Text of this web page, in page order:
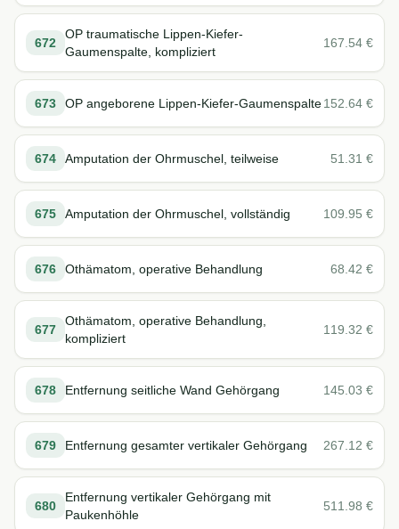
672
OP traumatische Lippen-Kiefer-
Gaumenspalte, kompliziert
167.54 €
673 OP angeborene Lippen-Kiefer-Gaumenspalte152.64 €
674 Amputation der Ohrmuschel, teilweise 51.31 €
675 Amputation der Ohrmuschel, vollständig 109.95 €
676 Othämatom, operative Behandlung 68.42 €
677
Othämatom, operative Behandlung,
kompliziert
119.32 €
678 Entfernung seitliche Wand Gehörgang 145.03 €
679 Entfernung gesamter vertikaler Gehörgang 267.12 €
680
Entfernung vertikaler Gehörgang mit
Paukenhöhle
511.98 €